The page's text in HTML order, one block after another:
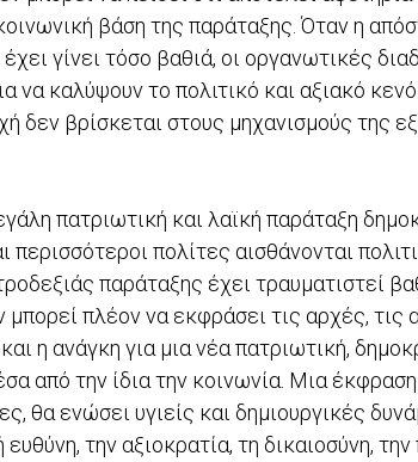
βάση της παράταξης. Όταν η
γίνει τόσο βαθιά, οι οργανωτικές
να καλύψουν το πολιτικό και αξιακό
δεν βρίσκεται στους μηχανισμούς της
πατριωτική και λαϊκή παράταξη
πολίτες αισθάνονται
παράταξης έχει τραυματιστεί
πλέον να εκφράσει τις αρχές, τις
η ανάγκη για μια νέα πατριωτική,
από την ίδια την κοινωνία. Μια
θα ενώσει υγιείς και δημιουργικές
την αξιοκρατία, τη δικαιοσύνη,